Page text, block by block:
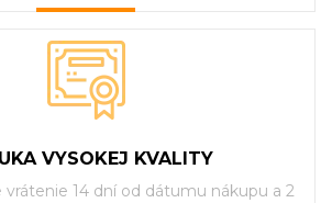
VYSOKEJ KVALITY
14 dní od dátumu nákupu a 2